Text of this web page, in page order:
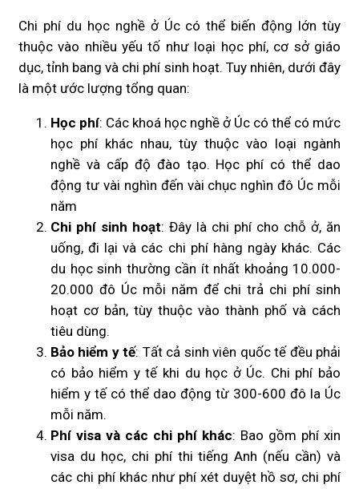
Chi phí du học nghề ở Úc có thể biến động lớn tùy
thuộc vào nhiều yếu tố như loại học phí, cơ sở giáo
dục, tỉnh bang và chi phí sinh hoạt. Tuy nhiên, dưới đây
là một ước lượng tổng quan:
Học phí: Các khoá học nghề ở Úc có thể có mức
học phí khác nhau, tùy thuộc vào loại ngành
nghề và cấp độ đào tạo. Học phí có thể dao
động tư vài nghìn đến vài chục nghìn đô Úc mỗi
năm
Chi phí sinh hoạt: Đây là chi phí cho chỗ ở, ăn
uống, đi lại và các chi phí hàng ngày khác. Các
du học sinh thường cần ít nhất khoảng 10.000-
20.000 đô Úc mỗi năm để chi trả chi phí sinh
hoạt cơ bản, tùy thuộc vào thành phố và cách
tiêu dùng.
Bảo hiểm y tế: Tất cả sinh viên quốc tế đều phải
có bảo hiểm y tế khi du học ở Úc. Chi phí bảo
hiểm y tế có thể dao động từ 300-600 đô la Úc
mỗi năm.
Phí visa và các chi phí khác: Bao gồm phí xin
visa du học, chi phí thi tiếng Anh (nếu cần) và
các chi phí khác như phí xét duyệt hồ sơ, chi phí